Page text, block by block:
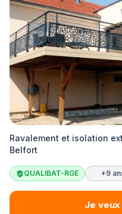
Ravalement et isolation
Belfort
QUALIBAT-RGE +9
Je